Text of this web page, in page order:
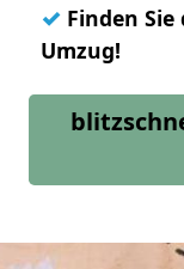
✓ Finden
Umzug!